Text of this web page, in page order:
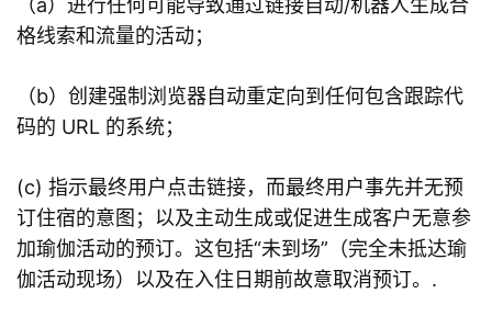
（a）进行任何可能导致通过链接自动/机器人生成合
格线索和流量的活动；
（b）创建强制浏览器自动重定向到任何包含跟踪代
码的 URL 的系统；
(c) 指示最终用户点击链接，而最终用户事先并无预
订住宿的意图；以及主动生成或促进生成客户无意参
加瑜伽活动的预订。这包括“未到场”（完全未抵达瑜
伽活动现场）以及在入住日期前故意取消预订。.